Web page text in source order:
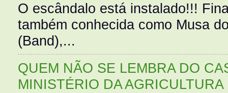
O escândalo está instalado!!!
também conhecida como Musa
(Band),...
QUEM NÃO SE LEMBRA DO
MINISTÉRIO DA AGRICULTURA